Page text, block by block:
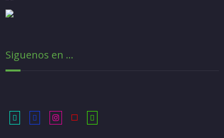
Siguenos en ...